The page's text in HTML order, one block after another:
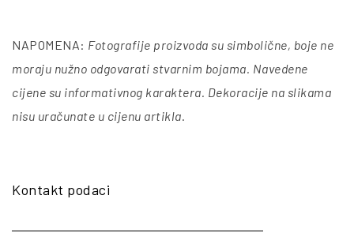
NAPOMENA: Fotografije proizvoda su simbolične, boje ne
moraju nužno odgovarati stvarnim bojama. Navedene
cijene su informativnog karaktera. Dekoracije na slikama
nisu uračunate u cijenu artikla.
Kontakt podaci